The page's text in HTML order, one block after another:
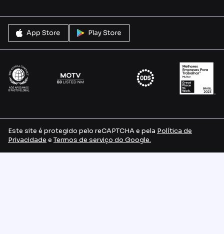
Este site é protegido pelo reCAPTCHA e pela Política de
Privacidade e Termos de serviço do Google.